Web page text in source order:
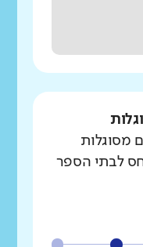
מסוגלות
לבתי הספר